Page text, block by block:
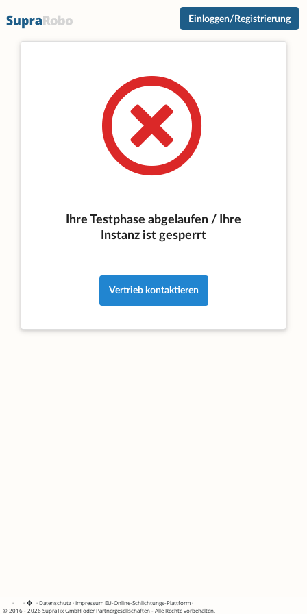
Einloggen/Registrierung
Ihre Testphase abgelaufen / Ihre
Instanz ist gesperrt
Vertrieb kontaktieren
· · ·Datenschutz·Impressum EU-Online-Schlichtungs-Plattform·
© 2016 - 2026 SupraTix GmbH oder Partnergesellschaften - Alle Rechte vorbehalten.